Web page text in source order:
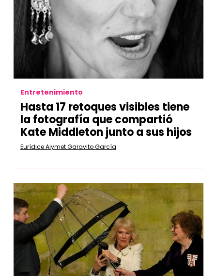
Entretenimiento
Hasta 17 retoques visibles tiene
la fotografía que compartió
Kate Middleton junto a sus hijos
Eurídice Aiymet Garavito García